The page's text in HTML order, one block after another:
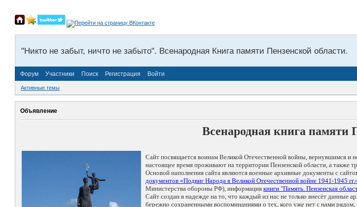
"Никто не забыт, ничто не забыто". Всенародная Книга памяти Пензенской области.
Форум Участники Поиск Регистрация Войти
Активные темы
Объявление
Всенародная книга памяти
Сайт посвящается воинам Великой Отечественной войны, вернувшимся
настоящее время проживают на территории Пензенской области, а также
Основой наполнения сайта являются военные архивные документы с
документов «Подвиг Народа в Великой Отечественной войне 1941-1945
Министерства обороны РФ), информация книги "Память. Пензенская
Сайт создан в надежде на то, что каждый из нас не только внесёт
бережно сохраненными воспоминаниями о тех, кого уже нет с нами